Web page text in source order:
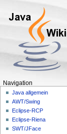
Navigation
Java allgemein
AWT/Swing
Eclipse-RCP
Eclipse-Riena
SWT/JFace